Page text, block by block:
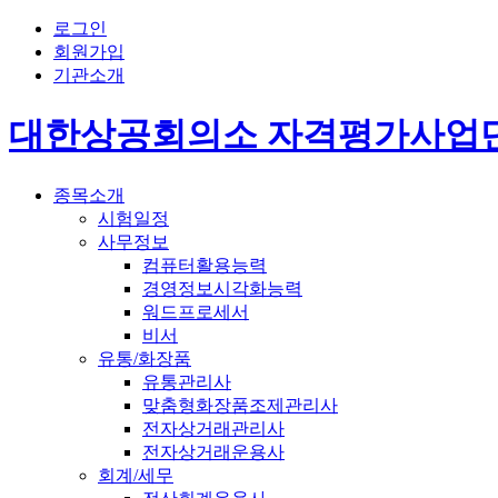
로그인
회원가입
기관소개
대한상공회의소 자격평가사업
종목소개
시험일정
사무정보
컴퓨터활용능력
경영정보시각화능력
워드프로세서
비서
유통/화장품
유통관리사
맞춤형화장품조제관리사
전자상거래관리사
전자상거래운용사
회계/세무